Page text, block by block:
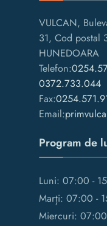
VULCAN,
31, Cod postal
HUNEDOARA
Telefon:
0372.733.044
Fax:
Email:
Program de
Luni: 07:00 -
Marți: 07:00 -
Miercuri: